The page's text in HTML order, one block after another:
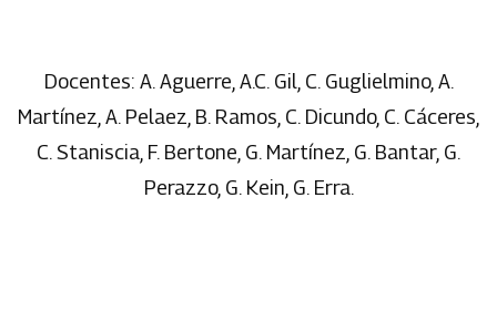
Docentes: A. Aguerre, A.C. Gil, C. Guglielmino, A.
Martínez, A. Pelaez, B. Ramos, C. Dicundo, C. Cáceres,
C. Staniscia, F. Bertone, G. Martínez, G. Bantar, G.
Perazzo, G. Kein, G. Erra.